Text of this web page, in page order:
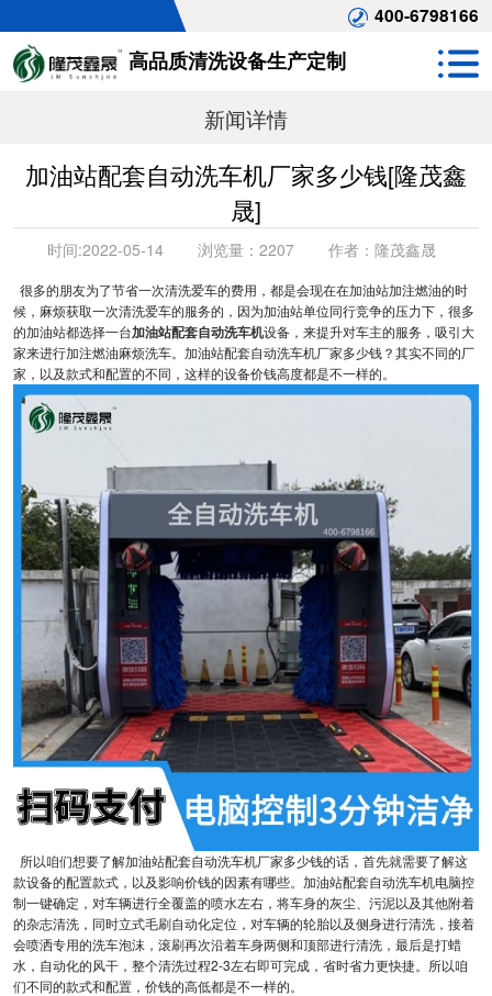
400-6798166
高品质清洗设备生产定制
新闻详情
加油站配套自动洗车机厂家多少钱[隆茂鑫
晟]
时间:2022-05-14 浏览量： 2207 作者： 隆茂鑫晟
很多的朋友为了节省一次清洗爱车的费用，都是会现在在加油站加注燃油的时
候，麻烦获取一次清洗爱车的服务的，因为加油站单位同行竞争的压力下，很多
的加油站都选择一台加油站配套自动洗车机设备，来提升对车主的服务，吸引大
家来进行加注燃油麻烦洗车。加油站配套自动洗车机厂家多少钱？其实不同的厂
家，以及款式和配置的不同，这样的设备价钱高度都是不一样的。
所以咱们想要了解加油站配套自动洗车机厂家多少钱的话，首先就需要了解这
款设备的配置款式，以及影响价钱的因素有哪些。加油站配套自动洗车机电脑控
制一键确定，对车辆进行全覆盖的喷水左右，将车身的灰尘、污泥以及其他附着
的杂志清洗，同时立式毛刷自动化定位，对车辆的轮胎以及侧身进行清洗，接着
会喷洒专用的洗车泡沫，滚刷再次沿着车身两侧和顶部进行清洗，最后是打蜡
水，自动化的风干，整个清洗过程2-3左右即可完成，省时省力更快捷。所以咱
们不同的款式和配置，价钱的高低都是不一样的。